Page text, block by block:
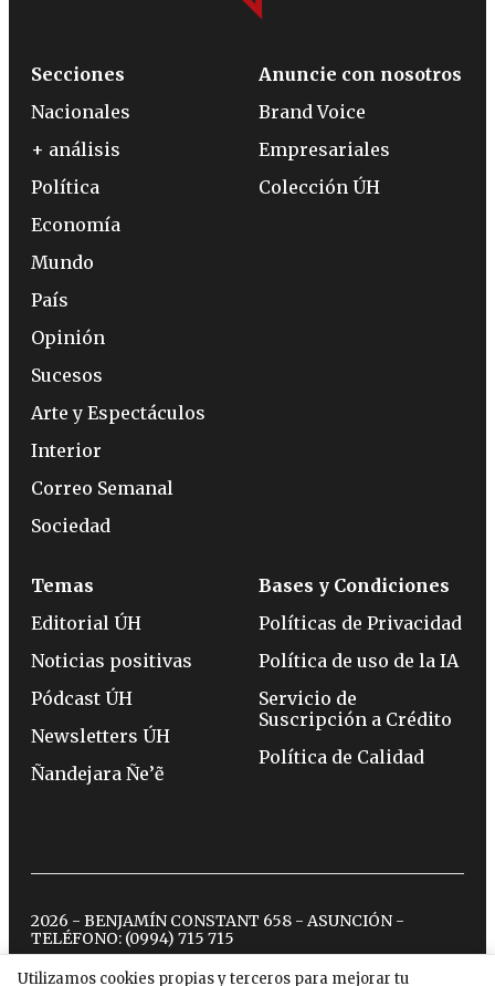
Utilizamos cookies propias y terceros para mejorar tu
Secciones
Nacionales
+ análisis
Política
Economía
Mundo
País
Opinión
Sucesos
Arte y Espectáculos
Interior
Correo Semanal
Sociedad
Anuncie con nosotros
Brand Voice
Empresariales
Colección ÚH
Temas
Editorial ÚH
Noticias positivas
Pódcast ÚH
Newsletters ÚH
Ñandejara Ñe’ẽ
Bases y Condiciones
Políticas de Privacidad
Política de uso de la IA
Servicio de
Suscripción a Crédito
Política de Calidad
2026 - BENJAMÍN CONSTANT 658 - ASUNCIÓN -
TELÉFONO: (0994) 715 715